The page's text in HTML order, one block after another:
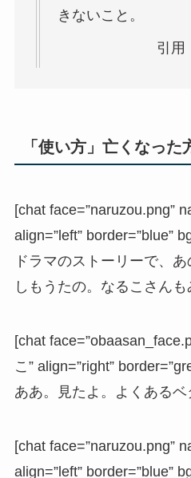
きないこと。
引用
「使い方」亡くなった
[chat face=”naruzou.png”
align=”left” border=”blue”
ドラマのストーリーで、
しもうたの。なるこさん
[chat
こ” align=”right”
ああ。見たよ。よくある
[chat face=”naruzou.png”
align=”left” border=”blue”